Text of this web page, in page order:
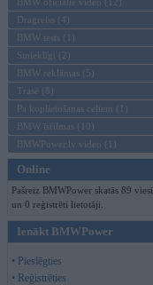
Dragreiss (4)
BMW tests (1)
Smieklīgi (2)
BMW reklāmas (5)
Trasē (8)
Pa koplietošanas ceļiem (1)
BMW īsfilmas (10)
BMWPower.lv video (1)
Online
Pašreiz BMWPower skatās 89 viesi
un 0 reģistrēti lietotāji.
Ienākt BMWPower
• Pieslēgties
• Reģistrēties